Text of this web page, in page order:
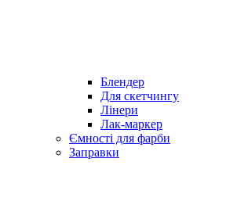
Блендер
Для скетчингу
Лінери
Лак-маркер
Ємності для фарби
Заправки